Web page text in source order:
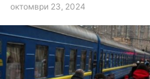
октомври 23, 2024